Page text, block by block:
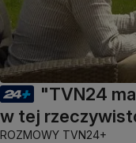
"TVN24
w tej
ROZMOWY TVN24+